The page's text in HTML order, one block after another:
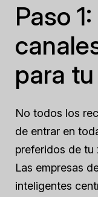
Paso
para
No todos los
de entrar en
preferidos de tu
Las empresas
inteligentes